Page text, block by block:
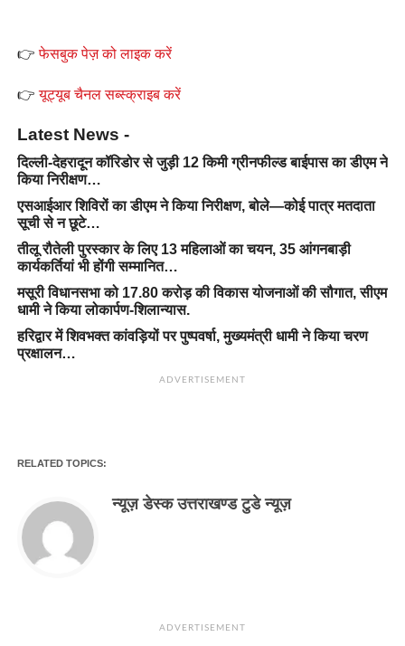
👉फेसबुक पेज़ को लाइक करें
👉यूट्यूब चैनल सब्स्क्राइब करें
Latest News -
दिल्ली-देहरादून कॉरिडोर से जुड़ी 12 किमी ग्रीनफील्ड बाईपास का डीएम ने
किया निरीक्षण…
एसआईआर शिविरों का डीएम ने किया निरीक्षण, बोले—कोई पात्र मतदाता
सूची से न छूटे…
तीलू रौतेली पुरस्कार के लिए 13 महिलाओं का चयन, 35 आंगनबाड़ी
कार्यकर्तियां भी होंगी सम्मानित…
मसूरी विधानसभा को 17.80 करोड़ की विकास योजनाओं की सौगात, सीएम
धामी ने किया लोकार्पण-शिलान्यास.
हरिद्वार में शिवभक्त कांवड़ियों पर पुष्पवर्षा, मुख्यमंत्री धामी ने किया चरण
प्रक्षालन…
ADVERTISEMENT
RELATED TOPICS:
न्यूज़ डेस्क उत्तराखण्ड टुडे न्यूज़
ADVERTISEMENT